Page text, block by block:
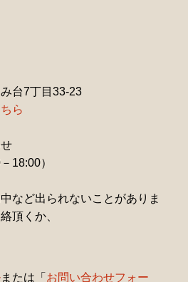
台7丁目33-23
ら
18:00）
など出られないことがありま
頂くか、
または「 お問い合わせフォー